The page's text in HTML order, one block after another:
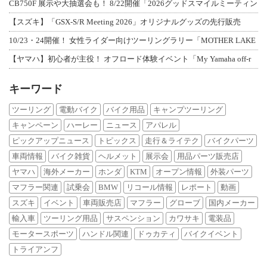
CB750F 展示や大抽選会も！ 8/22開催「2026グッドスマイルミーティン
【スズキ】「GSX-S/R Meeting 2026」オリジナルグッズの先行販売
10/23・24開催！ 女性ライダー向けツーリングラリー「MOTHER LAKE
【ヤマハ】初心者が主役！ オフロード体験イベント「My Yamaha off-r
キーワード
ツーリング 電動バイク バイク用品
キャンプツーリング
キャンペーン
ハーレー ニュース
アパレル
ピックアップニュース
トピックス 走行＆ライテク
バイクパーツ
車両情報
バイク雑貨 ヘルメット 展示会
用品パーツ販売店
ヤマハ
海外メーカー ホンダ KTM オープン情報
外装パーツ
マフラー関連
試乗会 BMW リコール情報 レポート
動画
スズキ
イベント 車両販売店 マフラー グローブ
国内メーカー
輸入車
ツーリング用品 サスペンション カワサキ
電装品
モータースポーツ
ハンドル関連 ドゥカティ
バイクイベント
トライアンフ